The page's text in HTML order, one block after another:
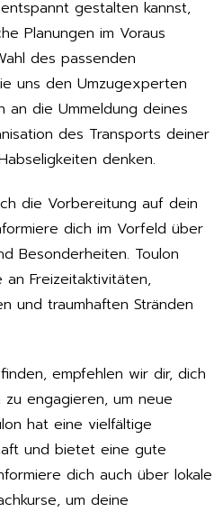
gestalten kannst,
Planungen im Voraus
des passenden
uns den Umzugexperten
an die Ummeldung deines
des Transports deiner
denken.
die Vorbereitung auf dein
dich im Vorfeld über
Besonderheiten. Toulon
Freizeitaktivitäten,
und traumhaften Stränden
empfehlen wir dir, dich
engagieren, um neue
hat eine vielfältige
und bietet eine gute
dich auch über lokale
um deine